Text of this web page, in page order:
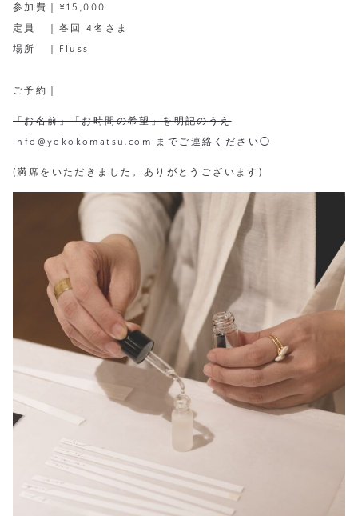
参加費｜¥15,000
定員 ｜各回 4名さま
場所 ｜Fluss
ご予約｜
「お名前」「お時間の希望」を明記のうえ
info@yokokomatsu.com までご連絡ください◯
(満席をいただきました。ありがとうございます)⁡⁡